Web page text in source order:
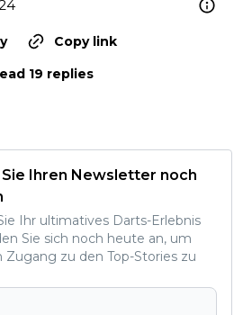
Copy link
19 replies
Ihren Newsletter noch
Ihr ultimatives Darts-Erlebnis
Sie sich noch heute an, um
Zugang zu den Top-Stories zu